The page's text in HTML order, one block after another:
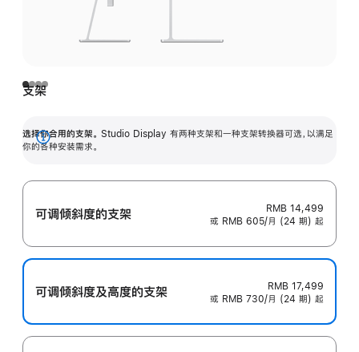
支架
选择你合用的支架。 Studio Display 有两种支架和一种支架转换器可选，以满足
你的各种安装需求。
展
可调倾斜度的支架
RMB 14,499
或 RMB 605/月 (24 期) 起
可调倾斜度及高‍度的支‍架
RMB 17,499
或 RMB 730/月 (24 期) 起